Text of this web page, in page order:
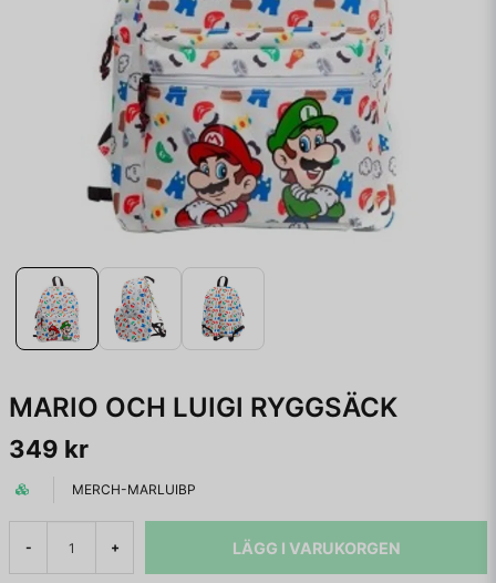
MARIO OCH LUIGI RYGGSÄCK
349 kr
MERCH-MARLUIBP
- + LÄGG I VARUKORGEN